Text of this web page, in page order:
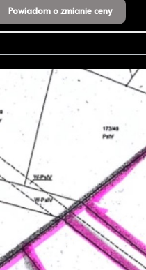
Powiadom o zmianie ceny